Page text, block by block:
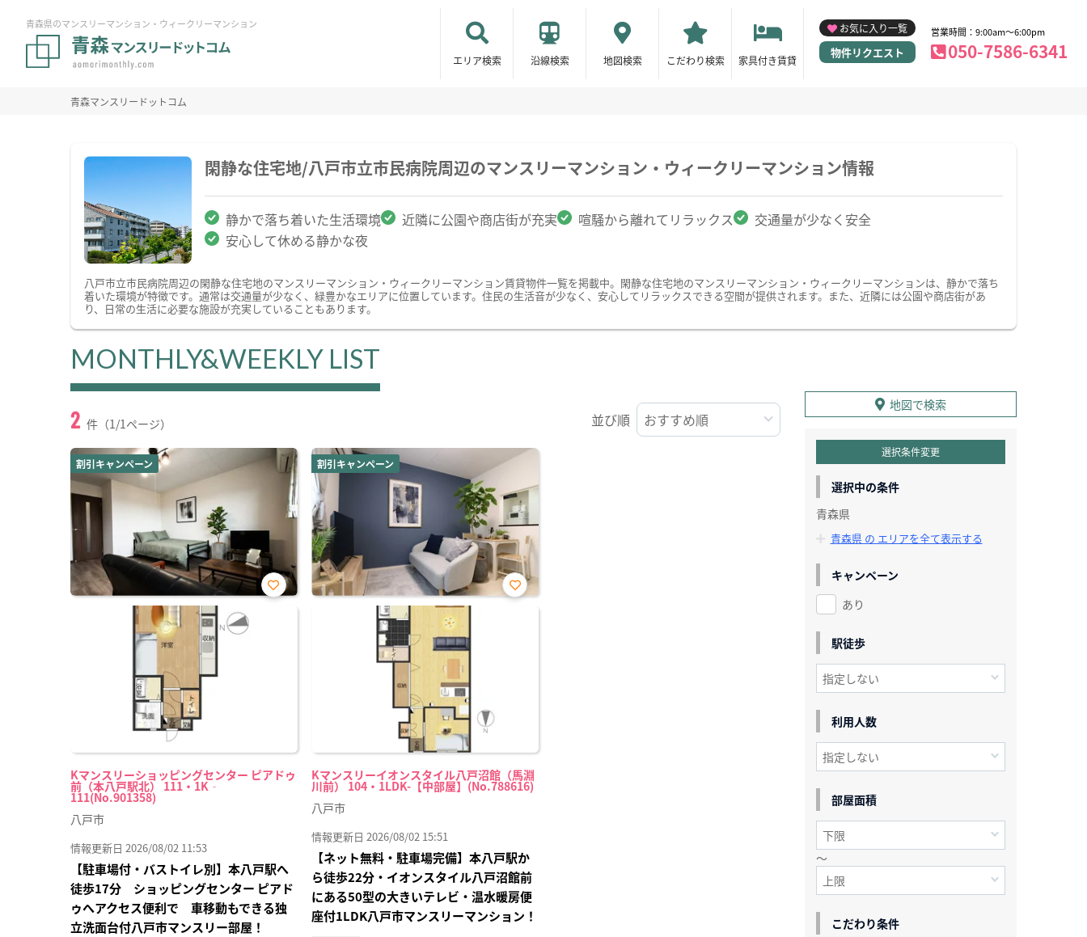
青森県のマンスリーマンション・ウィークリーマンション
エリア検索 沿線検索 地図検索 こだわり検索 家具付き賃貸
お気に入り一覧
物件リクエスト
営業時間：9:00am～6:00pm
050-7586-6341
青森マンスリードットコム
閑静な住宅地/八戸市立市民病院周辺のマンスリーマンション・ウィークリーマンション情報
静かで落ち着いた生活環境 近隣に公園や商店街が充実 喧騒から離れてリラックス
交通量が少なく安全
安心して休める静かな夜
八戸市立市民病院周辺の閑静な住宅地のマンスリーマンション・ウィークリーマンション賃貸物件一覧を掲載中。閑静な住宅地のマンスリーマンション・ウィークリーマンションは、静かで落ち
着いた環境が特徴です。通常は交通量が少なく、緑豊かなエリアに位置しています。住民の生活音が少なく、安心してリラックスできる空間が提供されます。また、近隣には公園や商店街があ
り、日常の生活に必要な施設が充実していることもあります。
MONTHLY&WEEKLY LIST
2 件（1/1ページ） 並び順
割引キャンペーン
Kマンスリーショッピングセンター ピアドゥ
前（本八戸駅北） 111・1K‐
111(No.901358)
お気
八戸市
情報更新日 2026/08/02 11:53
【駐車場付・バストイレ別】本八戸駅へ
徒歩17分 ショッピングセンター ピアド
ゥへアクセス便利で 車移動もできる独
立洗面台付八戸市マンスリー部屋！
割引キャンペーン
Kマンスリーイオンスタイル八戸沼館（馬淵
川前） 104・1LDK-【中部屋】(No.788616)
お気
八戸市
情報更新日 2026/08/02 15:51
【ネット無料・駐車場完備】本八戸駅か
ら徒歩22分・イオンスタイル八戸沼館前
にある50型の大きいテレビ・温水暖房便
座付1LDK八戸市マンスリーマンション！
地図で検索
選択条件変更
選択中の条件
青森県
青森県 の エリアを全て表示する
キャンペーン
あり
駅徒歩
利用人数
部屋面積
～
こだわり条件